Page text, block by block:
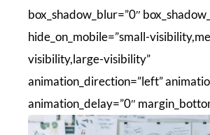
box_shadow_blur=”0″
hide_on_mobile=”small-
visibility,large-visibility”
animation_direction=”left”
animation_delay=”0″